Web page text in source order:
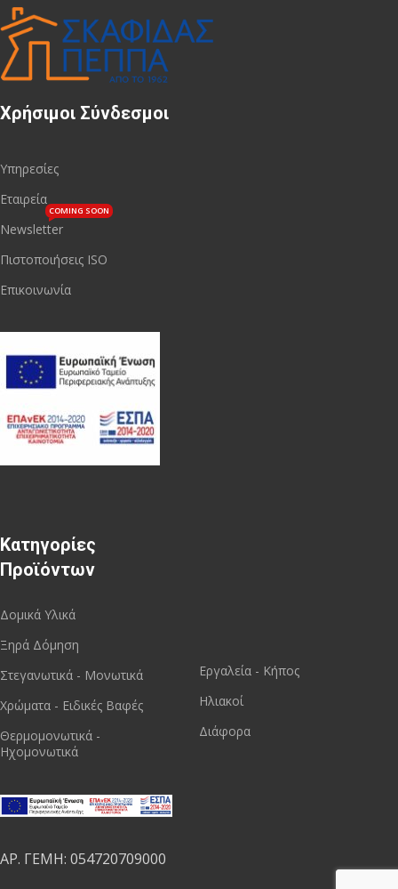
Χρήσιμοι Σύνδεσμοι
Υπηρεσίες
Εταιρεία
Newsletter
COMING SOON
Πιστοποιήσεις ISO
Επικοινωνία
Κατηγορίες
Προϊόντων
Δομικά Υλικά
Ξηρά Δόμηση
Στεγανωτικά - Μονωτικά
Χρώματα - Ειδικές Βαφές
Θερμομονωτικά -
Ηχομονωτικά
ΑΡ. ΓΕΜΗ: 054720709000
Εργαλεία - Κήπος
Ηλιακοί
Διάφορα